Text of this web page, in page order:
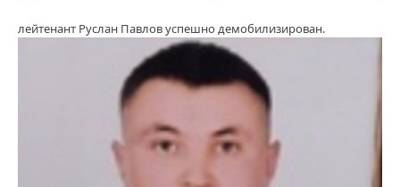
лейтенант Руслан Павлов успешно демобилизирован.